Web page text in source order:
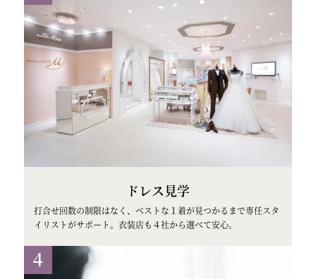
ドレス見学
打合せ回数の制限はなく、ベストな１着が見つかるまで専任スタ
イリストがサポート。衣装店も４社から選べて安心。